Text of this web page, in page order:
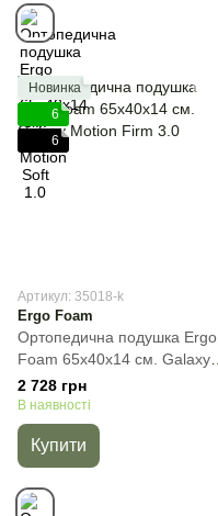
Новинка
6
6
Артикул: 35018-k
Ergo Foam
Ортопедична подушка Ergo
Foam 65x40x14 см. Galaxy
Motion Firm 3.0, Білий,
65x40x14 см
2 728 грн
В наявності
Купити